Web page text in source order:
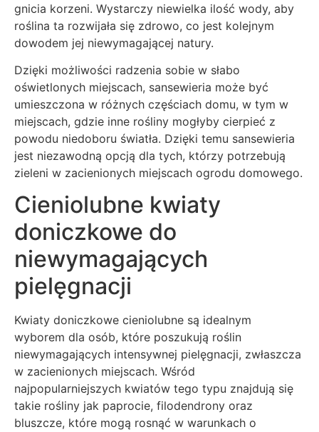
gnicia korzeni. Wystarczy niewielka ilość wody, aby
roślina ta rozwijała się zdrowo, co jest kolejnym
dowodem jej niewymagającej natury.
Dzięki możliwości radzenia sobie w słabo
oświetlonych miejscach, sansewieria może być
umieszczona w różnych częściach domu, w tym w
miejscach, gdzie inne rośliny mogłyby cierpieć z
powodu niedoboru światła. Dzięki temu sansewieria
jest niezawodną opcją dla tych, którzy potrzebują
zieleni w zacienionych miejscach ogrodu domowego.
Cieniolubne kwiaty
doniczkowe do
niewymagających
pielęgnacji
Kwiaty doniczkowe cieniolubne są idealnym
wyborem dla osób, które poszukują roślin
niewymagających intensywnej pielęgnacji, zwłaszcza
w zacienionych miejscach. Wśród
najpopularniejszych kwiatów tego typu znajdują się
takie rośliny jak paprocie, filodendrony oraz
bluszcze, które mogą rosnąć w warunkach o